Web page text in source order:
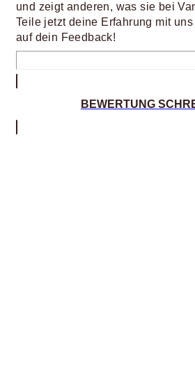
und zeigt anderen, was sie bei
Teile jetzt deine Erfahrung mit
auf dein Feedback!
BEWERTUNG